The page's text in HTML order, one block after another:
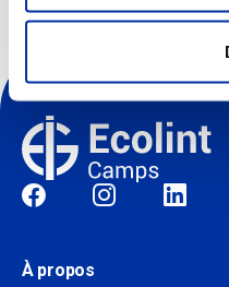
Sociale
À propos